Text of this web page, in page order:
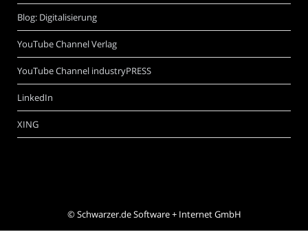
Blog: Digitalisierung
YouTube Channel Verlag
YouTube Channel industryPRESS
LinkedIn
XING
©Schwarzer.de Software + Internet GmbH